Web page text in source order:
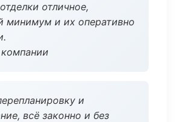
отличное,
минимум и их оперативно
и
всё законно и без